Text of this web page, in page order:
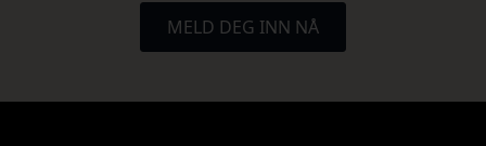
MELD DEG INN NÅ